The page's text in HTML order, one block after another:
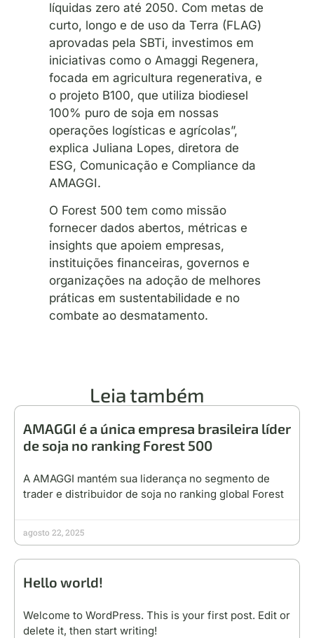
líquidas zero até 2050. Com metas de
curto, longo e de uso da Terra (FLAG)
aprovadas pela SBTi, investimos em
iniciativas como o Amaggi Regenera,
focada em agricultura regenerativa, e
o projeto B100, que utiliza biodiesel
100% puro de soja em nossas
operações logísticas e agrícolas”,
explica Juliana Lopes, diretora de
ESG, Comunicação e Compliance da
AMAGGI.
O Forest 500 tem como missão
fornecer dados abertos, métricas e
insights que apoiem empresas,
instituições financeiras, governos e
organizações na adoção de melhores
práticas em sustentabilidade e no
combate ao desmatamento.
Leia também
AMAGGI é a única empresa brasileira líder
de soja no ranking Forest 500
A AMAGGI mantém sua liderança no segmento de
trader e distribuidor de soja no ranking global Forest
agosto 22, 2025
Hello world!
Welcome to WordPress. This is your first post. Edit or
delete it, then start writing!